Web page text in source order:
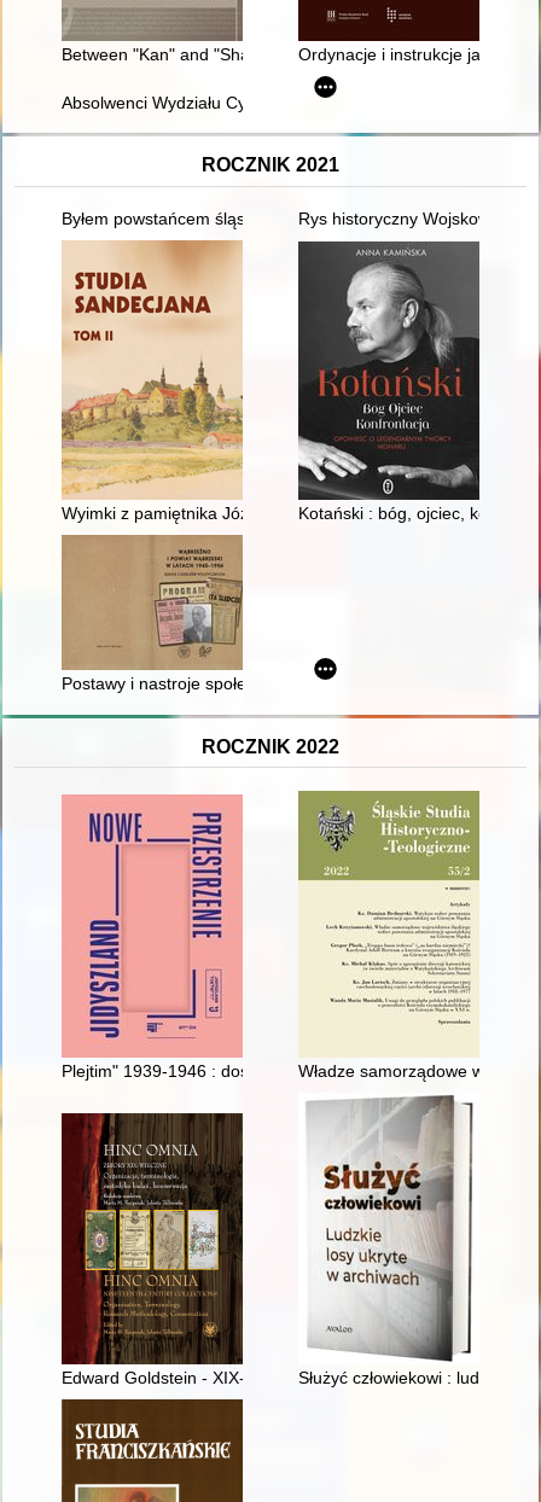
Between "Kan" and "Sham" : commemorative materiality of
Ordynacje i instrukcje jako
Absolwenci Wydziału Cybernetyki Wojskowej Akademii
ROCZNIK 2021
Byłem powstańcem śląskim roku 1921 : katalog pamiątek po
Rys historyczny Wojskowej
Wyimki z pamiętnika Józefa Dzięciołowskiego
Kotański : bóg, ojciec,
Postawy i nastroje społeczne w powiecie wąbrzeskim w 1945
ROCZNIK 2022
Plejtim" 1939-1946 : doświadczenie sowieckiego uchodźstwa
Władze samorządowe
Edward Goldstein - XIX-wieczny lekarz, antropolog,
Służyć człowiekowi : ludzkie